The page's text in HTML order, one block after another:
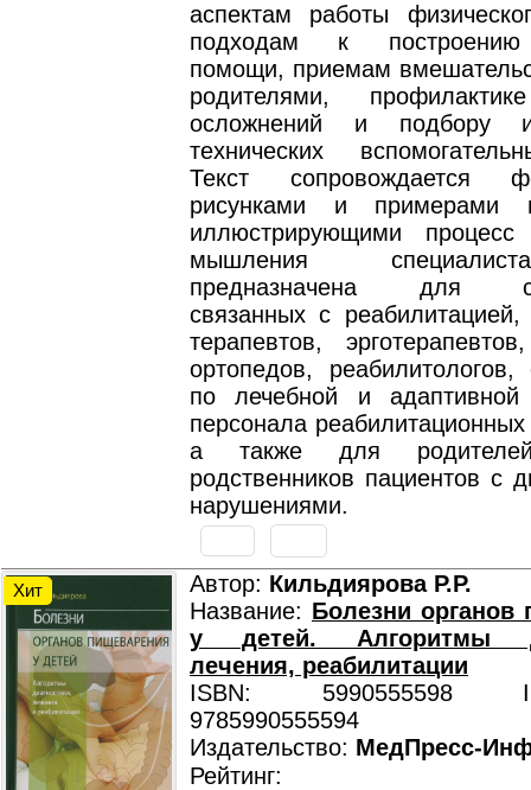
аспектам работы
подходам к
помощи, приемам
родителями,
осложнений и подбору
технических
Текст сопровождается
рисунками и примерами
иллюстрирующими процесс
мышления
предназначена для
связанных с
терапевтов,
ортопедов, реабилитологов,
по лечебной и адаптивной
персонала
а также для
родственников пациентов с
нарушениями.
Хит Автор: Кильдиярова Р.Р.
Название: Болезни органов
у детей. Алгоритмы
лечения, реабилитации
ISBN: 5990555598
9785990555594
Издательство: МедПресс-
Рейтинг: